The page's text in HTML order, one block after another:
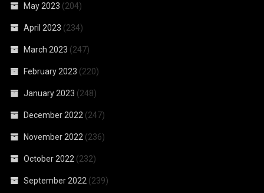
May 2023 (204)
April 2023 (234)
March 2023 (247)
February 2023 (220)
January 2023 (248)
December 2022 (247)
November 2022 (236)
October 2022 (232)
September 2022 (239)